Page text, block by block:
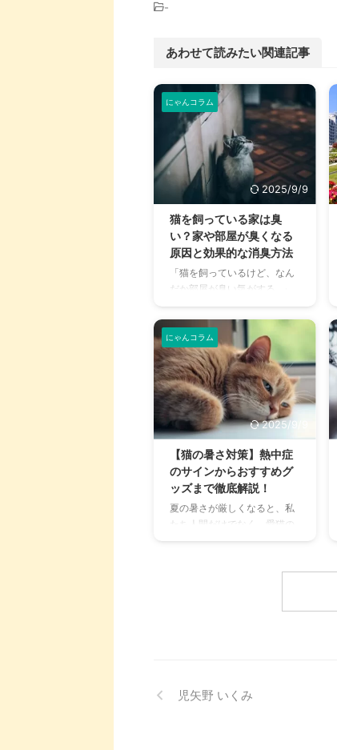
-
あわせて読みたい関連記事
にゃんコラム
2025/9/9
猫を飼っている家は臭
い？家や部屋が臭くなる
原因と効果的な消臭方法
「猫を飼っているけど、なん
だか部屋が臭い気がする…」
そんなお悩みはありません
か？猫との暮らしは幸せで満
ちていますが、独特のにおい
が気になるという飼い主さん
は少なくありません。 特に、
来客時などは「うちのにお
い、大丈夫かな？」と不安に
感じてしまうこともあるでし
ょう。 この記事では、猫のに
おいの原因を根本から突き止
め、トイレ、体、部屋など、
場所別に具体的な消臭対策を
徹底的に解説します。 さら
に、猫と飼い主さん両方にと
にゃんコラム
2025/9/9
【猫の暑さ対策】熱中症
のサインからおすすめグ
ッズまで徹底解説！
夏の暑さが厳しくなると、私
たち人間だけでなく、愛猫の
健康も気になりますよね。特
ように汗をかいて体温を調節
解説します。 さらに、留守番
児矢野 いくみ